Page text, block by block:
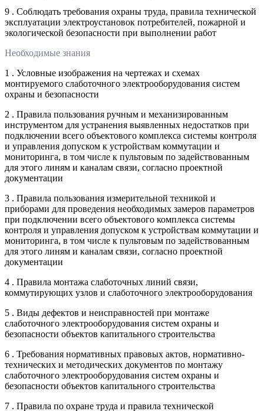
9 . Соблюдать требования охраны труда, правила технической
эксплуатации электроустановок потребителей, пожарной и
экологической безопасности при выполнении работ
Необходимые знания
1 . Условные изображения на чертежах и схемах
монтируемого слаботочного электрооборудования систем
охраны и безопасности
2 . Правила пользования ручным и механизированным
инструментом для устранения выявленных недостатков при
подключении всего объектового комплекса системы контроля
и управления допуском к устройствам коммутации и
мониторинга, в том числе к пультовым по задействованным
для этого линям и каналам связи, согласно проектной
документации
3 . Правила пользования измерительной техникой и
приборами для проведения необходимых замеров параметров
при подключении всего объектового комплекса системы
контроля и управления допуском к устройствам коммутации и
мониторинга, в том числе к пультовым по задействованным
для этого линям и каналам связи, согласно проектной
документации
4 . Правила монтажа слаботочных линий связи,
коммутирующих узлов и слаботочного электрооборудования
5 . Виды дефектов и неисправностей при монтаже
слаботочного электрооборудования систем охраны и
безопасности объектов капитального строительства
6 . Требования нормативных правовых актов, нормативно-
технических и методических документов по монтажу
слаботочного электрооборудования систем охраны и
безопасности объектов капитального строительства
7 . Правила по охране труда и правила технической